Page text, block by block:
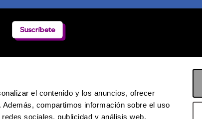
el contenido y los anuncios, ofrecer
compartimos información sobre el uso
sociales, publicidad y análisis web,
Suscríbete